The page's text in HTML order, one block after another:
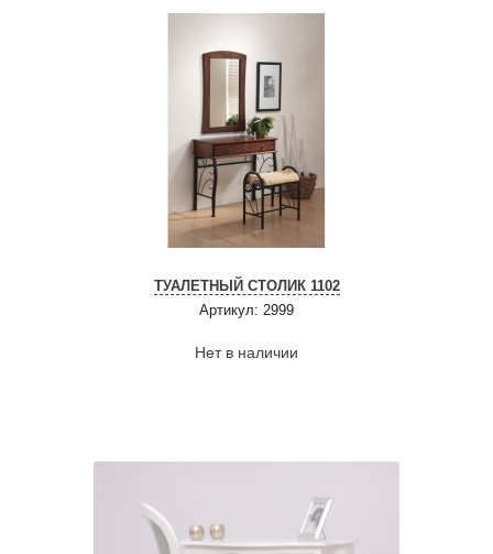
ТУАЛЕТНЫЙ СТОЛИК 1102
Артикул: 2999
Нет в наличии